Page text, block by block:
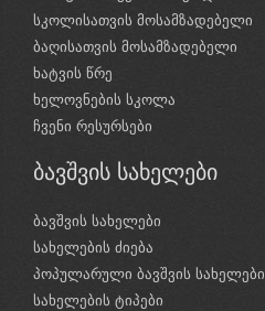
სკოლისათვის მოსამზადებელი
ბაღისათვის მოსამზადებელი
ხატვის წრე
ხელოვნების სკოლა
ჩვენი რესურსები
ბავშვის სახელები
ბავშვის სახელები
სახელების ძიება
პოპულარული ბავშვის სახელები
სახელების ტიპები